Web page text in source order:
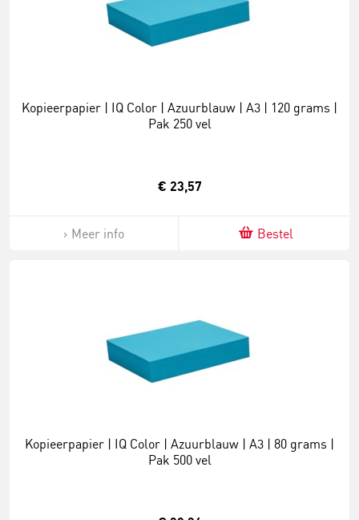
Kopieerpapier | IQ Color | Azuurblauw | A3 | 120 grams |
Pak 250 vel
€ 23,57
Meer info Bestel
Kopieerpapier | IQ Color | Azuurblauw | A3 | 80 grams |
Pak 500 vel